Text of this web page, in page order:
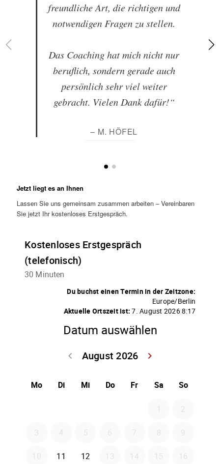
freundliche Art, die richtigen und
notwendigen Fragen zu stellen.
Das Coaching hat mich nicht nur
beruflich, sondern gerade auch
persönlich sehr viel weiter
gebracht. Vielen Dank dafür!“
– M. HÖFEL
Jetzt liegt es an Ihnen
Lassen Sie uns gemeinsam zusammen arbeiten – Vereinbaren
Sie jetzt Ihr kostenloses Erstgespräch.